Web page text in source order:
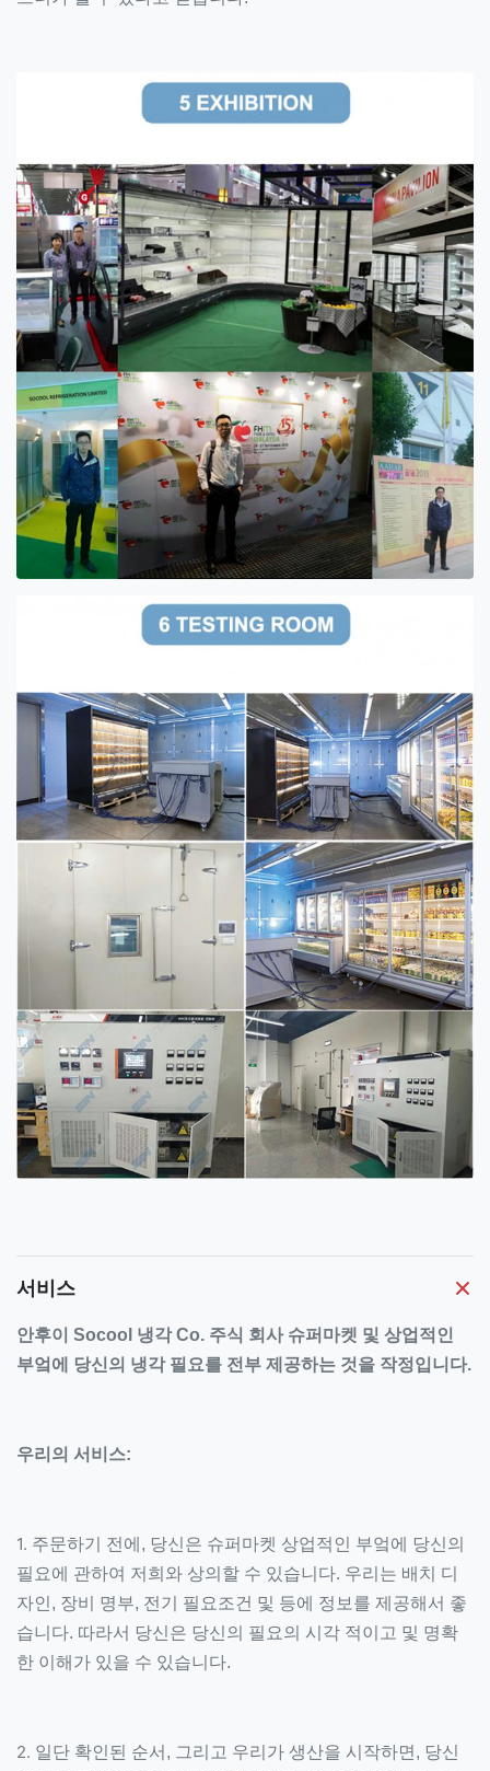
서비스
안후이 Socool 냉각 Co. 주식 회사 슈퍼마켓 및 상업적인
부엌에 당신의 냉각 필요를 전부 제공하는 것을 작정입니다.
우리의 서비스:
1. 주문하기 전에, 당신은 슈퍼마켓 상업적인 부엌에 당신의
필요에 관하여 저희와 상의할 수 있습니다. 우리는 배치 디
자인, 장비 명부, 전기 필요조건 및 등에 정보를 제공해서 좋
습니다. 따라서 당신은 당신의 필요의 시각 적이고 및 명확
한 이해가 있을 수 있습니다.
2. 일단 확인된 순서, 그리고 우리가 생산을 시작하면, 당신